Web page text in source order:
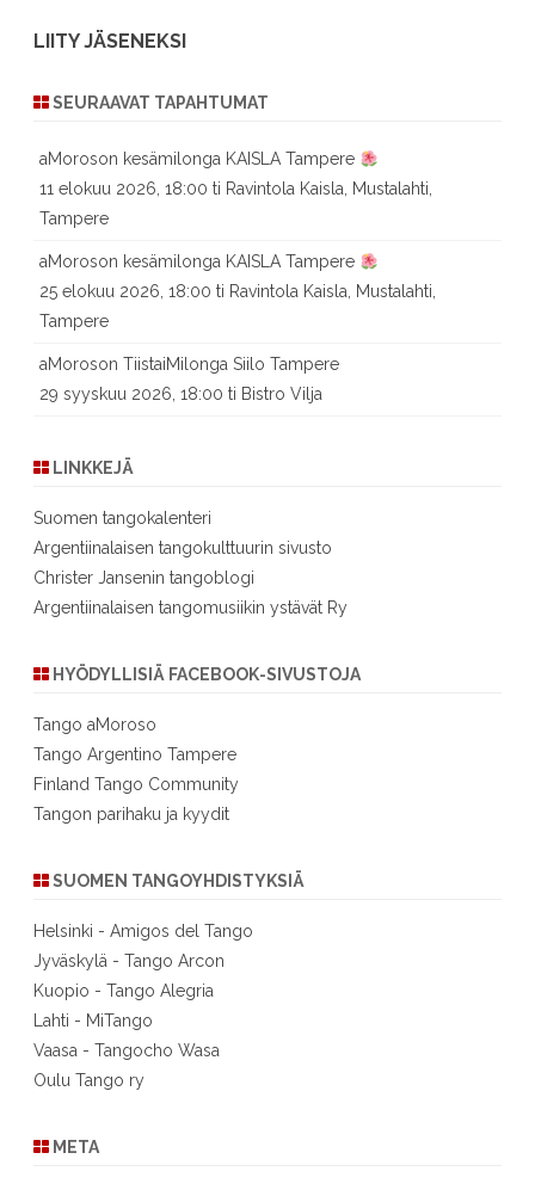
LIITY JÄSENEKSI
SEURAAVAT TAPAHTUMAT
aMoroson kesämilonga KAISLA Tampere
11 elokuu 2026, 18:00 ti Ravintola Kaisla, Mustalahti,
Tampere
aMoroson kesämilonga KAISLA Tampere
25 elokuu 2026, 18:00 ti Ravintola Kaisla, Mustalahti,
Tampere
aMoroson TiistaiMilonga Siilo Tampere
29 syyskuu 2026, 18:00 ti Bistro Vilja
LINKKEJÄ
Suomen tangokalenteri
Argentiinalaisen tangokulttuurin sivusto
Christer Jansenin tangoblogi
Argentiinalaisen tangomusiikin ystävät Ry
HYÖDYLLISIÄ FACEBOOK-SIVUSTOJA
Tango aMoroso
Tango Argentino Tampere
Finland Tango Community
Tangon parihaku ja kyydit
SUOMEN TANGOYHDISTYKSIÄ
Helsinki - Amigos del Tango
Jyväskylä - Tango Arcon
Kuopio - Tango Alegria
Lahti - MiTango
Vaasa - Tangocho Wasa
Oulu Tango ry
META